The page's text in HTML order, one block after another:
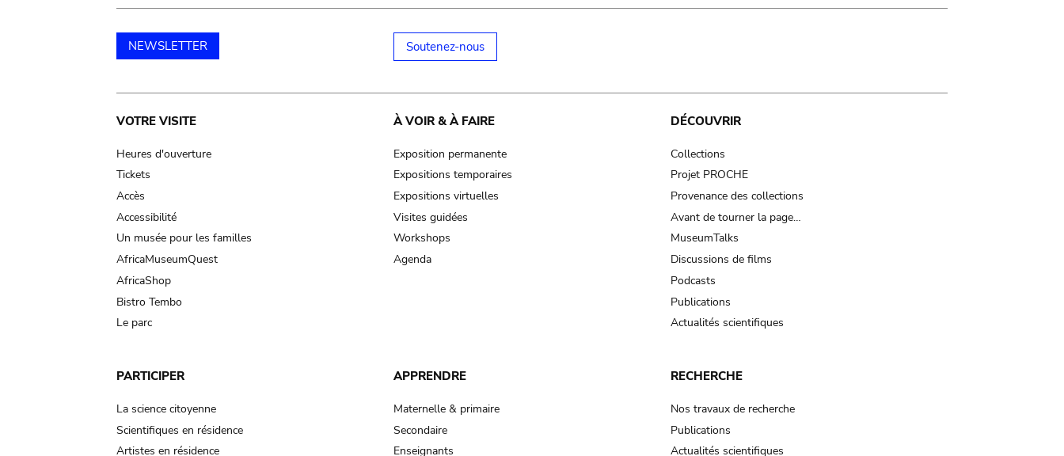
NEWSLETTER Soutenez-nous
Main
navigation
VOTRE VISITE
Heures d'ouverture
Tickets
Accès
Accessibilité
Un musée pour les familles
AfricaMuseumQuest
AfricaShop
Bistro Tembo
Le parc
À VOIR & À FAIRE
Exposition permanente
Expositions temporaires
Expositions virtuelles
Visites guidées
Workshops
Agenda
DÉCOUVRIR
Collections
Projet PROCHE
Provenance des collections
Avant de tourner la page…
MuseumTalks
Discussions de films
Podcasts
Publications
Actualités scientifiques
PARTICIPER
La science citoyenne
Scientifiques en résidence
Artistes en résidence
APPRENDRE
Maternelle & primaire
Secondaire
Enseignants
RECHERCHE
Nos travaux de recherche
Publications
Actualités scientifiques